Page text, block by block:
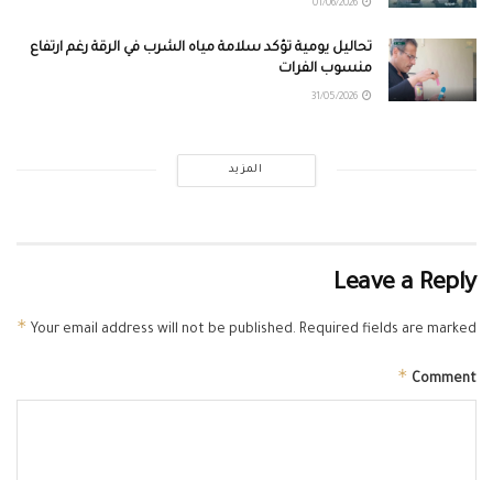
تحاليل يومية تؤكد سلامة مياه الشرب في الرقة رغم ارتفاع
منسوب الفرات
المزيد
Leave a Reply
Your email address will not be published. Required fields are marked
*
Comment
*